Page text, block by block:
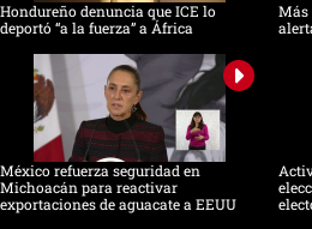
Hondureño denuncia que ICE lo
deportó “a la fuerza” a África
Más
México refuerza seguridad en
Michoacán para reactivar
exportaciones de aguacate a EEUU